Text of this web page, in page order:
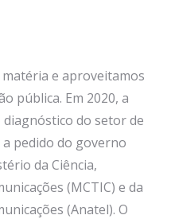
e aproveitamos
pública. Em 2020, a
do setor de
pedido do governo
da Ciência,
(MCTIC) e da
(Anatel). O